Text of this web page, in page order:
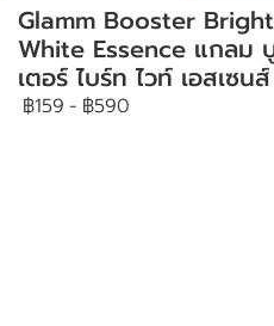
Glamm Booster Bright
White Essence แกลม
เตอร์ ไบร์ท ไวท์ เอสเซนส์
฿159 - ฿590